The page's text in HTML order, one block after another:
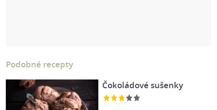
Podobné recepty
Čokoládové sušenky